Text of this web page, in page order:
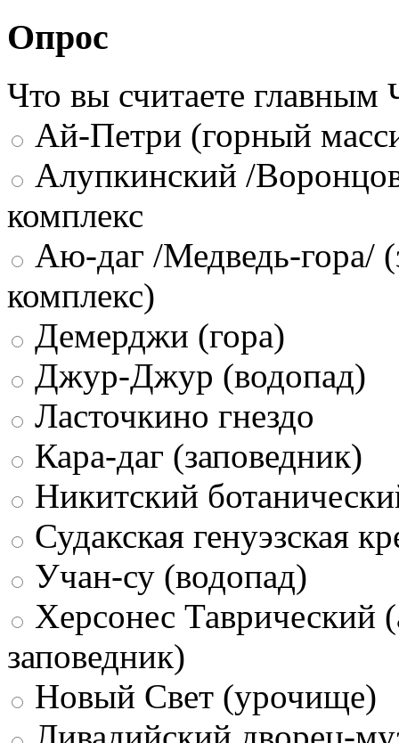
Опрос
Что вы считаете
Ай-Петри (горный
Алупкинский /
комплекс
Аю-даг /Медведь-гора/
комплекс)
Демерджи (гора)
Джур-Джур (водопад)
Ласточкино гнездо
Кара-даг (заповедник)
Никитский
Судакская генуэзская
Учан-су (водопад)
Херсонес Таврический
заповедник)
Новый Свет (урочище)